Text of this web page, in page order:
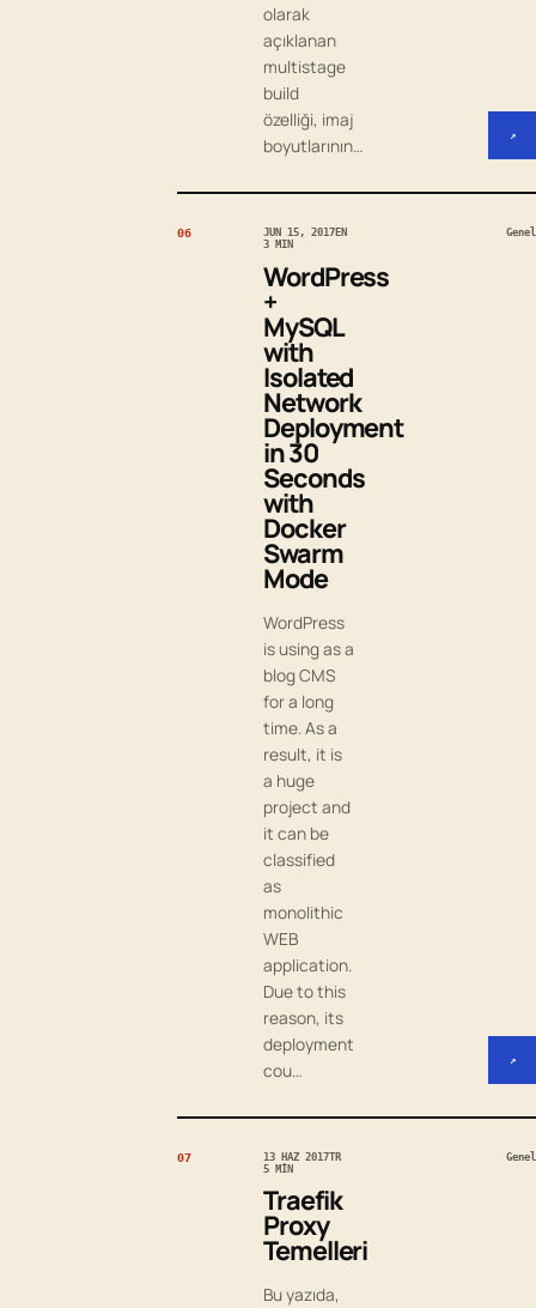
olarak
açıklanan
multistage
build
özelliği, imaj
boyutlarının…
↗
06 JUN 15, 2017 EN
3 MIN
WordPress
+
MySQL
with
Isolated
Network
Deployment
in 30
Seconds
with
Docker
Swarm
Mode
WordPress
is using as a
blog CMS
for a long
time. As a
result, it is
a huge
project and
it can be
classified
as
monolithic
WEB
application.
Due to this
reason, its
deployment
cou…
Genel
↗
07 13 HAZ 2017TR
5 MIN
Traefik
Proxy
Temelleri
Bu yazıda,
Genel